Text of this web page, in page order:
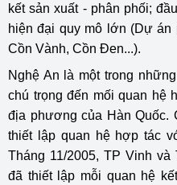
kết sản xuất - phân phối;
hiện đại quy mô lớn (Dự án
Cồn Vành, Cồn Đen...).
Nghệ An là một trong
chú trọng đến mối quan hệ
địa phương của Hàn Quốc.
thiết lập quan hệ hợp tác
Tháng 11/2005, TP Vinh và
đã thiết lập mỗi quan hệ